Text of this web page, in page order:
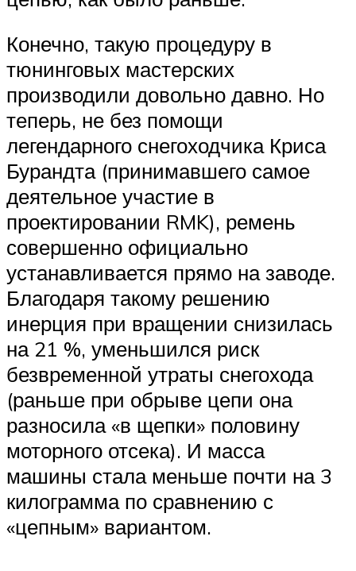
Конечно, такую процедуру в
тюнинговых мастерских
производили довольно давно. Но
теперь, не без помощи
легендарного снегоходчика Криса
Бурандта (принимавшего самое
деятельное участие в
проектировании RMK), ремень
совершенно официально
устанавливается прямо на заводе.
Благодаря такому решению
инерция при вращении снизилась
на 21 %, уменьшился риск
безвременной утраты снегохода
(раньше при обрыве цепи она
разносила «в щепки» половину
моторного отсека). И масса
машины стала меньше почти на 3
килограмма по сравнению с
«цепным» вариантом.